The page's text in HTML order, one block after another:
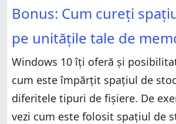
Bonus: Cum cureți
pe unitățile tale de
Windows 10 îți oferă și
cum este împărțit spațiul de
diferitele tipuri de fișiere. De
vezi cum este folosit spațiul de